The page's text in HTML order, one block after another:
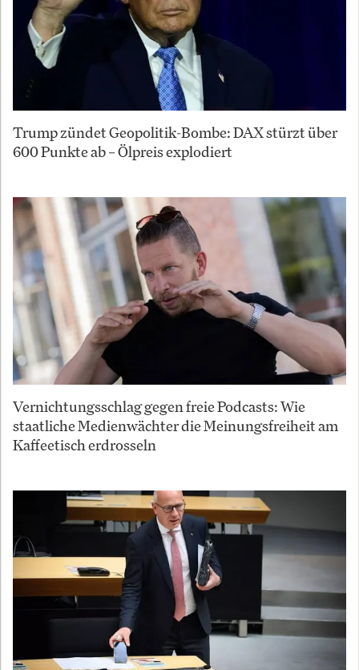
Trump zündet Geopolitik-Bombe: DAX stürzt über
600 Punkte ab – Ölpreis explodiert
Vernichtungsschlag gegen freie Podcasts: Wie
staatliche Medienwächter die Meinungsfreiheit am
Kaffeetisch erdrosseln